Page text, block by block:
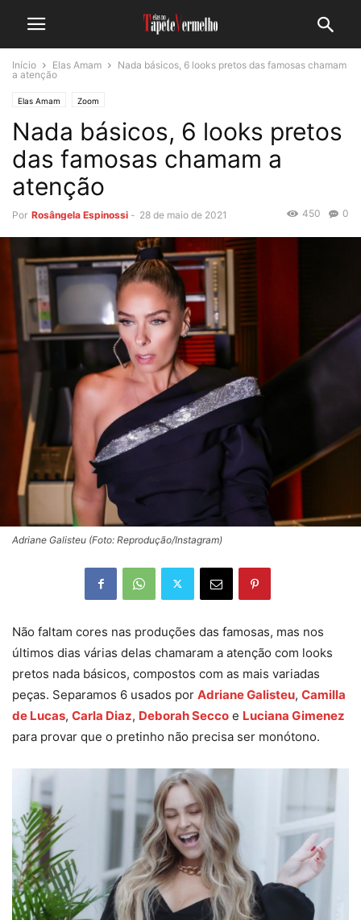
Início Elas Amam
Nada básicos, 6 looks pretos das famosas chamam
a atenção
Elas Amam Zoom
Nada básicos, 6 looks pretos
das famosas chamam a
atenção
Por Rosângela Espinossi - 28 de maio de 2021 0
450
Adriane Galisteu (Foto: Reprodução/Instagram)
Não faltam cores nas produções das famosas, mas nos
últimos dias várias delas chamaram a atenção com looks
pretos nada básicos, compostos com as mais variadas
peças. Separamos 6 usados por Adriane Galisteu, Camilla
de Lucas, Carla Diaz, Deborah Secco e Luciana Gimenez
para provar que o pretinho não precisa ser monótono.